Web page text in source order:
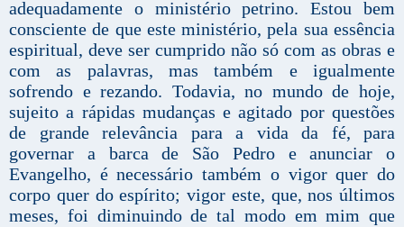
adequadamente o ministério petrino. Estou bem
consciente de que este ministério, pela sua essência
espiritual, deve ser cumprido não só com as obras e
com as palavras, mas também e igualmente
sofrendo e rezando. Todavia, no mundo de hoje,
sujeito a rápidas mudanças e agitado por questões
de grande relevância para a vida da fé, para
governar a barca de São Pedro e anunciar o
Evangelho, é necessário também o vigor quer do
corpo quer do espírito; vigor este, que, nos últimos
meses, foi diminuindo de tal modo em mim que